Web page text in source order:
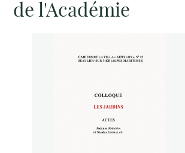
de l'Académie